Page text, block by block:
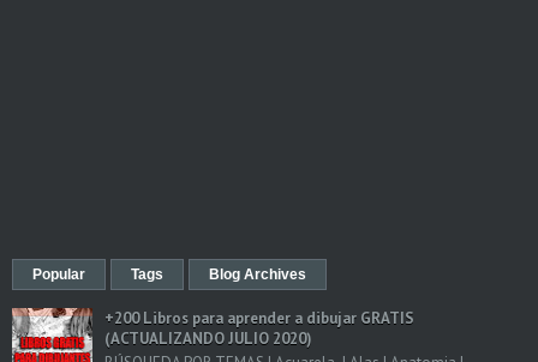
Popular Tags Blog Archives
+200 Libros para aprender a dibujar GRATIS
(ACTUALIZANDO JULIO 2020)